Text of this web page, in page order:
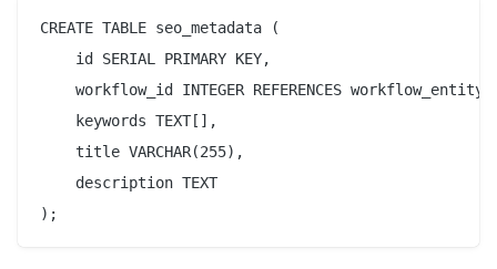
CREATE TABLE seo_metadata (
    id SERIAL PRIMARY KEY,
workflow_id INTEGER REFERENCES
    keywords TEXT[],
    title VARCHAR(255),
    description TEXT